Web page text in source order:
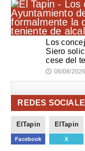
Los
Siero
cese del
🕔 06/08/2026
REDES
ElTapin
Facebook
ElTapin
X